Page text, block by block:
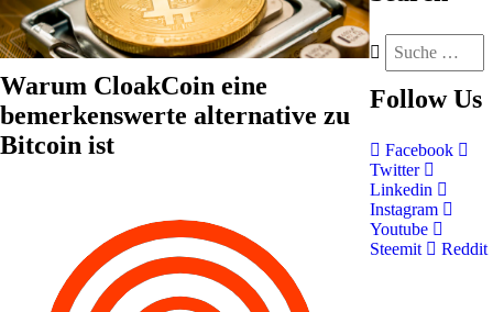
Warum CloakCoin eine
bemerkenswerte alternative zu
Bitcoin ist
Follow Us
Facebook
Twitter
Linkedin
Instagram
Youtube
Steemit
Reddit